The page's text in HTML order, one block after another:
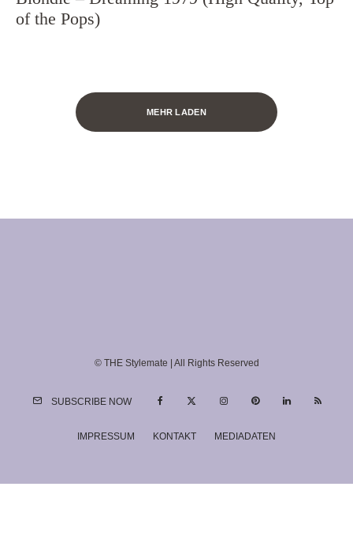
of the Pops)
MEHR LADEN
© THE Stylemate | All Rights Reserved
SUBSCRIBE NOW
IMPRESSUM KONTAKT MEDIADATEN